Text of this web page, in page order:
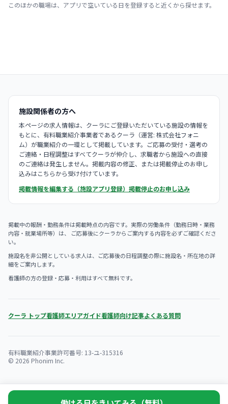
このほかの職場は、アプリで空いている日を登録すると近くから探せます。
施設関係者の方へ
本ページの求人情報は、クーラにご登録いただいている施設の情報を
もとに、有料職業紹介事業者であるクーラ（運営: 株式会社フォニ
ム）が職業紹介の一環として掲載しています。ご応募の受付・選考の
ご連絡・日程調整はすべてクーラが仲介し、求職者から施設への直接
のご連絡は発生しません。掲載内容の修正、または掲載停止のお申し
込みはこちらから受け付けています。
掲載情報を編集する（施設アプリ登録） 掲載停止のお申し込み
掲載中の報酬・勤務条件は掲載時点の内容です。実際の労働条件（勤務日時・業務
内容・就業場所等）は、 ご応募後にクーラからご案内する内容を必ずご確認くださ
い。
施設名を非公開としている求人は、ご応募後の日程調整の際に施設名・所在地の詳
細をご案内します。
看護師の方の登録・応募・利用はすべて無料です。
クーラ トップ看護師エリアガイド看護師向け記事よくある質問
有料職業紹介事業許可番号: 13-ユ-315316
© 2026 Phonim Inc.